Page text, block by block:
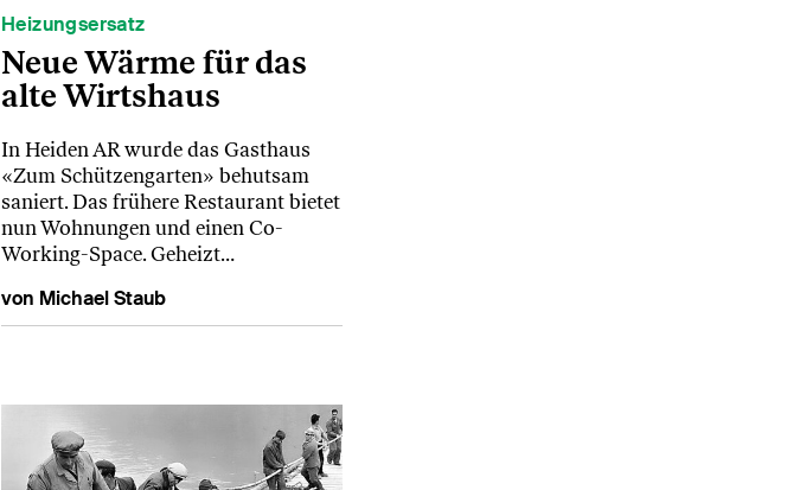
Heizungsersatz
Neue Wärme für das
alte Wirtshaus
In Heiden AR wurde das Gasthaus
«Zum Schützengarten» behutsam
saniert. Das frühere Restaurant bietet
nun Wohnungen und einen Co-
Working-Space. Geheizt…
von Michael Staub